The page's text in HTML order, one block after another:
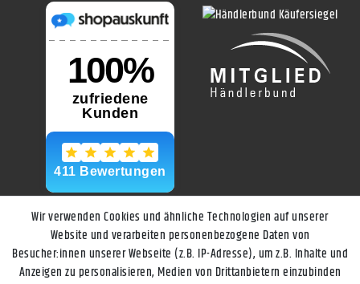
Wir verwenden Cookies und ähnliche Technologien auf unserer
Website und verarbeiten personenbezogene Daten von
Besucher:innen unserer Webseite (z.B. IP-Adresse), um z.B. Inhalte und
Anzeigen zu personalisieren, Medien von Drittanbietern einzubinden